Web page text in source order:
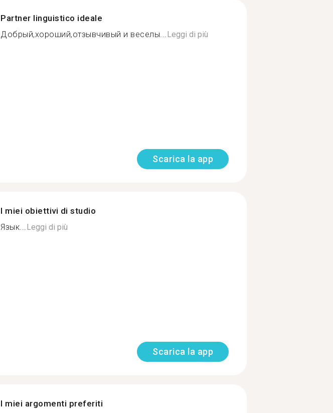
Partner linguistico ideale
Добрый,хороший,отзывчивый и веселы...Leggi di più
Scarica la app
I miei obiettivi di studio
Язык...Leggi di più
Scarica la app
I miei argomenti preferiti